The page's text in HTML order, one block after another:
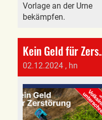
Vorlage an der Urne
bekämpfen.
Kein
02.12.2024 , hn